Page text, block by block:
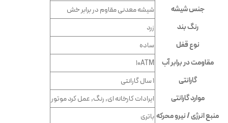
جنس شیشه
شيشه معدنى مقاوم در برابر خش
رنگ بند
زرد
نوع قفل
ساده
مقاومت در برابر آب
10ATM
گارانتی
۱ سال گارانتی
موارد گارانتی
ایرادات کارخانه ای, رنگ, عمل کرد موتور
منبع انرژی / نیرو محرکهباتری